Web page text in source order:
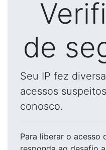
de
Seu IP fez
acessos
conosco.
Para liberar o acesso